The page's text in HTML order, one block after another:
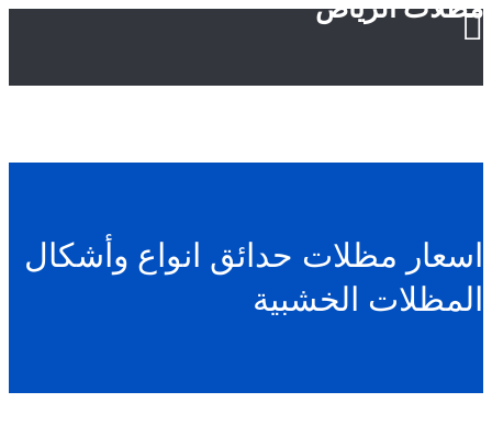
مظلات الرياض
اسعار مظلات حدائق انواع وأشكال
المظلات الخشبية